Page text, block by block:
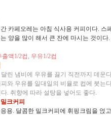
카페오레는 아침 식사용 커피이다.
양을 많이 해서 큰 잔에 마시는 것이다.
출액1/2컵, 우유1/2컵
린 냄비에 우유를 끓기 직전까지 데운
와 우유를 일대일의 비율로 컵에 붓는
. 취향에 따라 설탕을 넣어도 좋다.
크커피
용. 달콤한 밀크커피에 휘핑크림을 얹